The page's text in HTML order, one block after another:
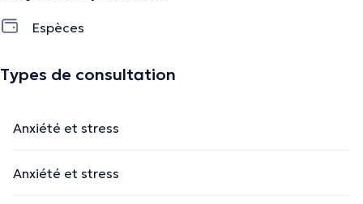
Espèces
Types de consultation
Anxiété et stress
Anxiété et stress